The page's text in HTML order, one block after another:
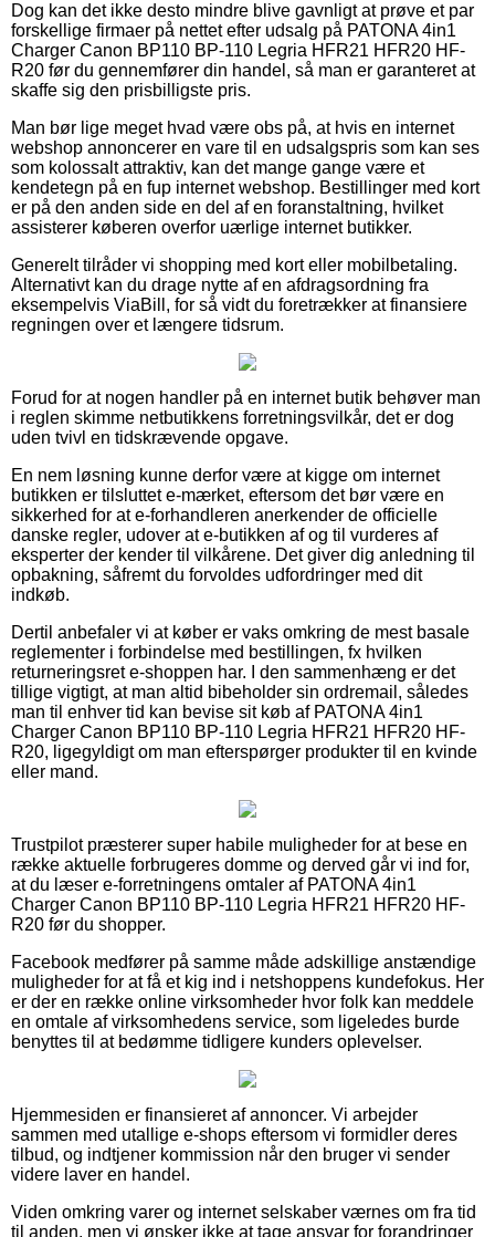
Dog kan det ikke desto mindre blive gavnligt at prøve et par
forskellige firmaer på nettet efter udsalg på PATONA 4in1
Charger Canon BP110 BP-110 Legria HFR21 HFR20 HF-
R20 før du gennemfører din handel, så man er garanteret at
skaffe sig den prisbilligste pris.
Man bør lige meget hvad være obs på, at hvis en internet
webshop annoncerer en vare til en udsalgspris som kan ses
som kolossalt attraktiv, kan det mange gange være et
kendetegn på en fup internet webshop. Bestillinger med kort
er på den anden side en del af en foranstaltning, hvilket
assisterer køberen overfor uærlige internet butikker.
Generelt tilråder vi shopping med kort eller mobilbetaling.
Alternativt kan du drage nytte af en afdragsordning fra
eksempelvis ViaBill, for så vidt du foretrækker at finansiere
regningen over et længere tidsrum.
Forud for at nogen handler på en internet butik behøver man
i reglen skimme netbutikkens forretningsvilkår, det er dog
uden tvivl en tidskrævende opgave.
En nem løsning kunne derfor være at kigge om internet
butikken er tilsluttet e-mærket, eftersom det bør være en
sikkerhed for at e-forhandleren anerkender de officielle
danske regler, udover at e-butikken af og til vurderes af
eksperter der kender til vilkårene. Det giver dig anledning til
opbakning, såfremt du forvoldes udfordringer med dit
indkøb.
Dertil anbefaler vi at køber er vaks omkring de mest basale
reglementer i forbindelse med bestillingen, fx hvilken
returneringsret e-shoppen har. I den sammenhæng er det
tillige vigtigt, at man altid bibeholder sin ordremail, således
man til enhver tid kan bevise sit køb af PATONA 4in1
Charger Canon BP110 BP-110 Legria HFR21 HFR20 HF-
R20, ligegyldigt om man efterspørger produkter til en kvinde
eller mand.
Trustpilot præsterer super habile muligheder for at bese en
række aktuelle forbrugeres domme og derved går vi ind for,
at du læser e-forretningens omtaler af PATONA 4in1
Charger Canon BP110 BP-110 Legria HFR21 HFR20 HF-
R20 før du shopper.
Facebook medfører på samme måde adskillige anstændige
muligheder for at få et kig ind i netshoppens kundefokus. Her
er der en række online virksomheder hvor folk kan meddele
en omtale af virksomhedens service, som ligeledes burde
benyttes til at bedømme tidligere kunders oplevelser.
Hjemmesiden er finansieret af annoncer. Vi arbejder
sammen med utallige e-shops eftersom vi formidler deres
tilbud, og indtjener kommission når den bruger vi sender
videre laver en handel.
Viden omkring varer og internet selskaber værnes om fra tid
til anden, men vi ønsker ikke at tage ansvar for forandringer